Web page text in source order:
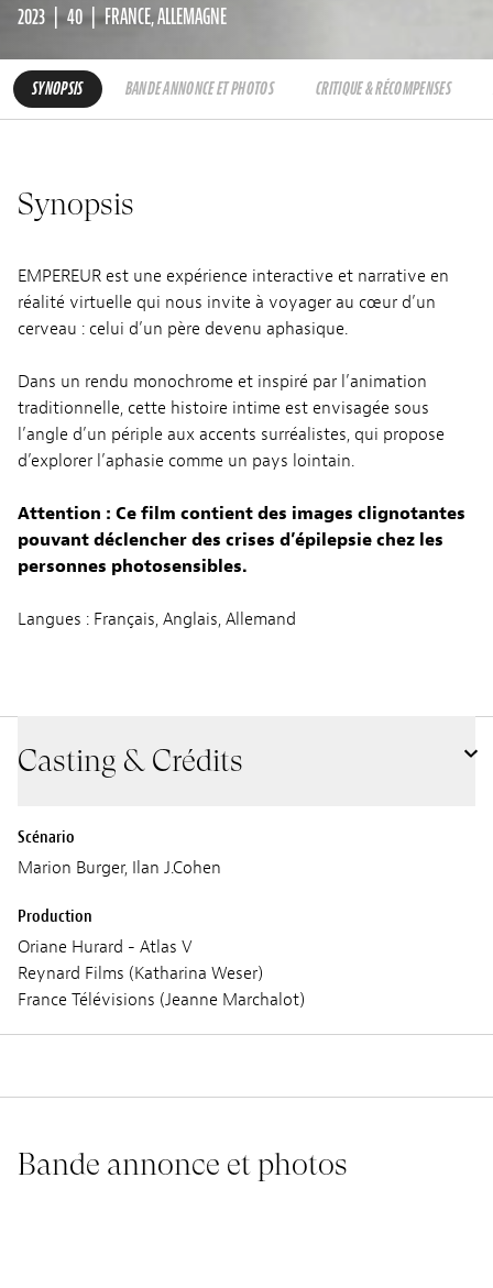
2023 40 FRANCE, ALLEMAGNE
SYNOPSIS BANDE ANNONCE ET PHOTOS CRITIQUE & RÉCOMPENSES
Synopsis
EMPEREUR est une expérience interactive et narrative en
réalité virtuelle qui nous invite à voyager au cœur d’un
cerveau : celui d’un père devenu aphasique.
Dans un rendu monochrome et inspiré par l’animation
traditionnelle, cette histoire intime est envisagée sous
l’angle d’un périple aux accents surréalistes, qui propose
d’explorer l’aphasie comme un pays lointain.
Attention : Ce film contient des images clignotantes
pouvant déclencher des crises d’épilepsie chez les
personnes photosensibles.
Langues : Français, Anglais, Allemand
Casting & Crédits
Scénario
Marion Burger, Ilan J.Cohen
Production
Oriane Hurard - Atlas V
Reynard Films (Katharina Weser)
France Télévisions (Jeanne Marchalot)
Bande annonce et photos